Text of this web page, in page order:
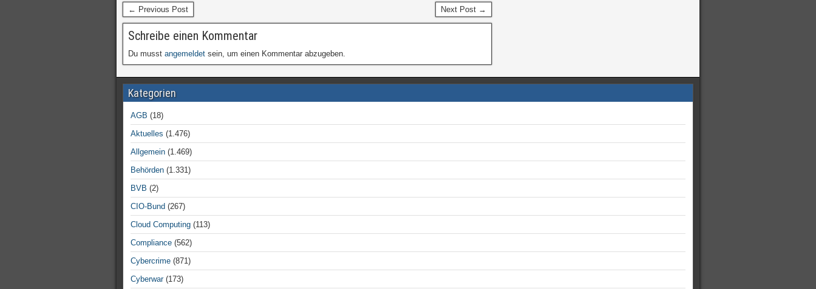
← Previous Post Next Post →
Schreibe einen Kommentar
Du musst angemeldet sein, um einen Kommentar abzugeben.
Kategorien
AGB (18)
Aktuelles (1.476)
Allgemein (1.469)
Behörden (1.331)
BVB (2)
CIO-Bund (267)
Cloud Computing (113)
Compliance (562)
Cybercrime (871)
Cyberwar(173)